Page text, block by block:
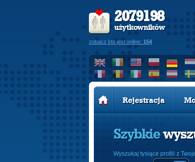
2079198
użytkowników
zobacz kto jest online: 154
Rejestracja
Szybkie
Wyszukaj tysiące profili z